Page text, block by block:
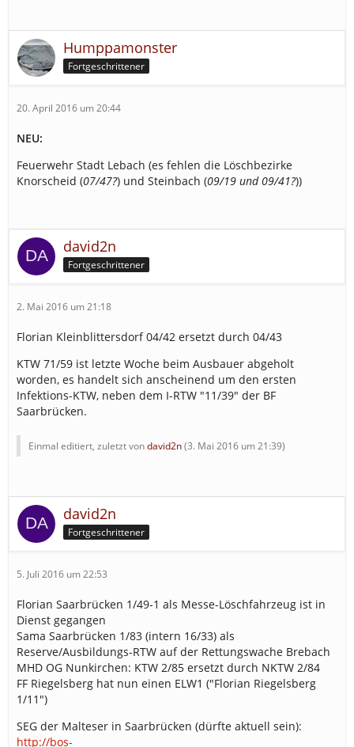
Humppamonster
Fortgeschrittener
20. April 2016 um 20:44
NEU:
Feuerwehr Stadt Lebach (es fehlen die Löschbezirke
Knorscheid (07/47?) und Steinbach (09/19 und 09/41?))
david2n
Fortgeschrittener
2. Mai 2016 um 21:18
Florian Kleinblittersdorf 04/42 ersetzt durch 04/43
KTW 71/59 ist letzte Woche beim Ausbauer abgeholt
worden, es handelt sich anscheinend um den ersten
Infektions-KTW, neben dem I-RTW "11/39" der BF
Saarbrücken.
Einmal editiert, zuletzt vondavid2n(3. Mai 2016 um 21:39)
david2n
Fortgeschrittener
5. Juli 2016 um 22:53
Florian Saarbrücken 1/49-1 als Messe-Löschfahrzeug ist in
Dienst gegangen
Sama Saarbrücken 1/83 (intern 16/33) als
Reserve/Ausbildungs-RTW auf der Rettungswache Brebach
MHD OG Nunkirchen: KTW 2/85 ersetzt durch NKTW 2/84
FF Riegelsberg hat nun einen ELW1 ("Florian Riegelsberg
1/11")
SEG der Malteser in Saarbrücken (dürfte aktuell sein):
http://bos-